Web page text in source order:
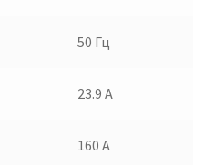
50 Гц
23.9 А
160 А